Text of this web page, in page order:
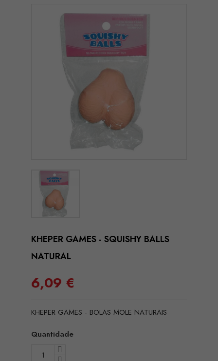
KHEPER GAMES - SQUISHY BALLS
NATURAL
6,09 €
KHEPER GAMES - BOLAS MOLE NATURAIS
Quantidade